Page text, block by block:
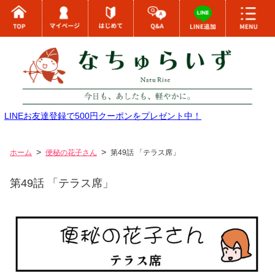
LINEお友達登録で500円クーポンをプレゼント中！
ホーム 便秘の花子さん 第49話 「テラス席」
第49話 「テラス席」